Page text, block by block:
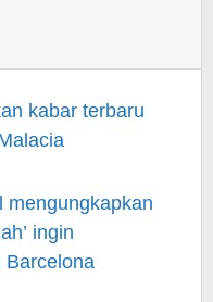
kabar terbaru
mengungkapkan
ingin
Barcelona